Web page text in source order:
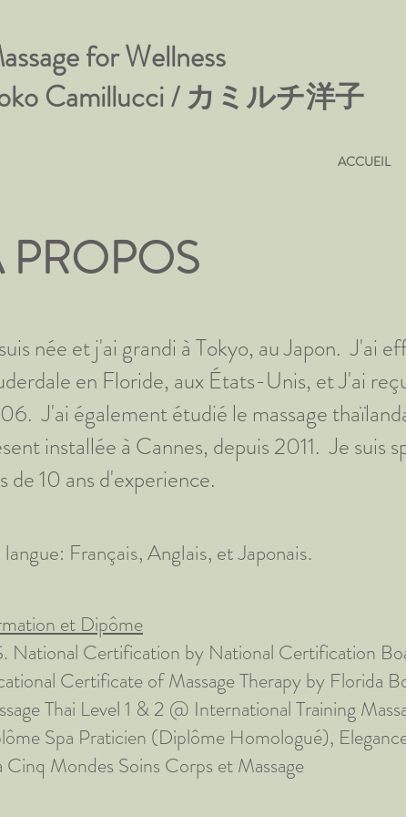
for Wellness
Camillucci / カミルチ洋子
ACCUEIL
PROPOS
née et j'ai grandi à Tokyo, au Japon. J'ai
en Floride, aux États-Unis, et J'ai
J'ai égalementétudié le massage
installée à Cannes, depuis 2011. Je suis
de 10 ans d'experience.
Français, Anglais, et Japonais.
et Dipôme
National Certification by National Certification
Certificate of Massage Therapy by Florida
Thai Level 1 & 2 @ International Training
Spa Praticien (Diplôme Homologué),
Cinq Mondes Soins Corps et Massage